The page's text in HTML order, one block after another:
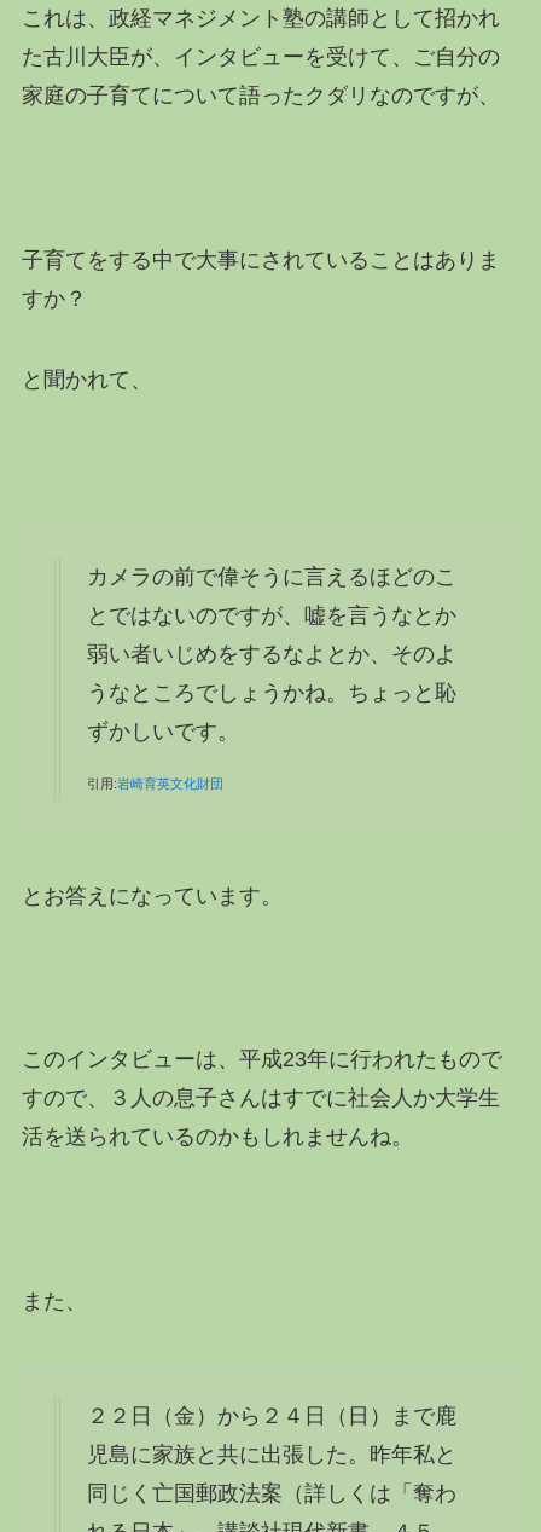
これは、政経マネジメント塾の講師として招かれ
た古川大臣が、インタビューを受けて、ご自分の
家庭の子育てについて語ったクダリなのですが、
子育てをする中で大事にされていることはありま
すか？
と聞かれて、
カメラの前で偉そうに言えるほどのこ
とではないのですが、嘘を言うなとか
弱い者いじめをするなよとか、そのよ
うなところでしょうかね。ちょっと恥
ずかしいです。
引用:岩崎育英文化財団
とお答えになっています。
このインタビューは、平成23年に行われたもので
すので、３人の息子さんはすでに社会人か大学生
活を送られているのかもしれませんね。
また、
２２日（金）から２４日（日）まで鹿
児島に家族と共に出張した。昨年私と
同じく亡国郵政法案（詳しくは「奪わ